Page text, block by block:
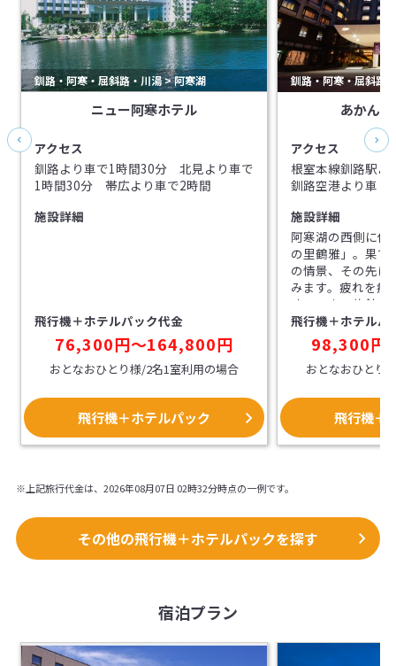
釧路・阿寒・屈斜路・川湯 > 阿寒湖
ニュー阿寒ホテル
アクセス
釧路より車で1時間30分 北見より車で
1時間30分 帯広より車で2時間
施設詳細
飛行機＋ホテルパック代金
76,300円〜164,800円
おとなおひとり様/2名1室利用の場合
飛行機＋ホテルパック
釧路・阿寒・屈斜路
あかん
アクセス
根室本線釧路駅よ
釧路空港より車・
施設詳細
阿寒湖の西側に位
の里鶴雅」。果て
の情景、その先に
みます。疲れを癒
味、日本の旅館
なしをご堪能くだ
飛行機＋ホテルパ
98,300円
おとなおひとり
飛行機＋
※上記旅行代金は、2026年08月07日 02時32分時点の一例です。
その他の飛行機＋ホテルパックを探す
宿泊プラン